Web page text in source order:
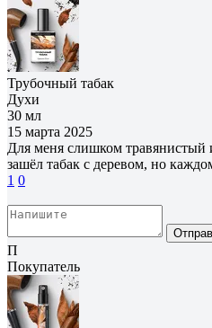
Трубочный табак
Духи
30 мл
15 марта 2025
Для меня слишком травянистый
зашёл табак с деревом, но
1 0
П
Покупатель